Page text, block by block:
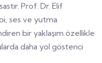
Prof. Dr. Elif
ses ve yutma
bir yaklaşım özellikle
daha yol gösterici